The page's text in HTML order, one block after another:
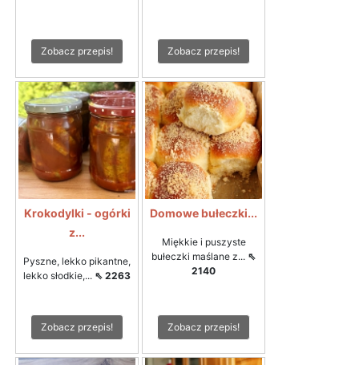
Zobacz przepis! Zobacz przepis!
Krokodylki - ogórki
z...
Pyszne, lekko pikantne,
lekko słodkie,... ⇖ 2263
Zobacz przepis!
Domowe bułeczki...
Miękkie i puszyste
bułeczki maślane z... ⇖
2140
Zobacz przepis!